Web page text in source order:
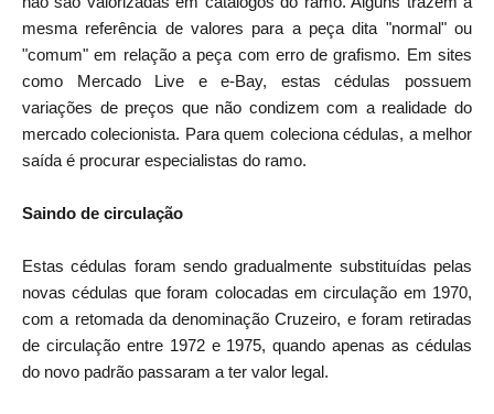
mesma referência de valores para a peça dita "normal" ou
"comum" em relação a peça com erro de grafismo. Em sites
como Mercado Live e e-Bay, estas cédulas possuem
variações de preços que não condizem com a realidade do
mercado colecionista. Para quem coleciona cédulas, a melhor
saída é procurar especialistas do ramo.
Saindo de circulação
Estas cédulas foram sendo gradualmente substituídas pelas
novas cédulas que foram colocadas em circulação em 1970,
com a retomada da denominação Cruzeiro, e foram retiradas
de circulação entre 1972 e 1975, quando apenas as cédulas
do novo padrão passaram a ter valor legal.